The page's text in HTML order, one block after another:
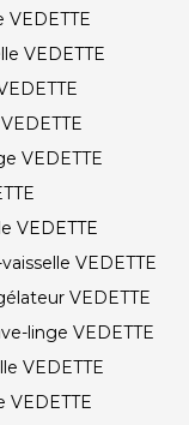
VEDETTE
VEDETTE
VEDETTE
VEDETTE
VEDETTE
linge VEDETTE
VEDETTE
VEDETTE